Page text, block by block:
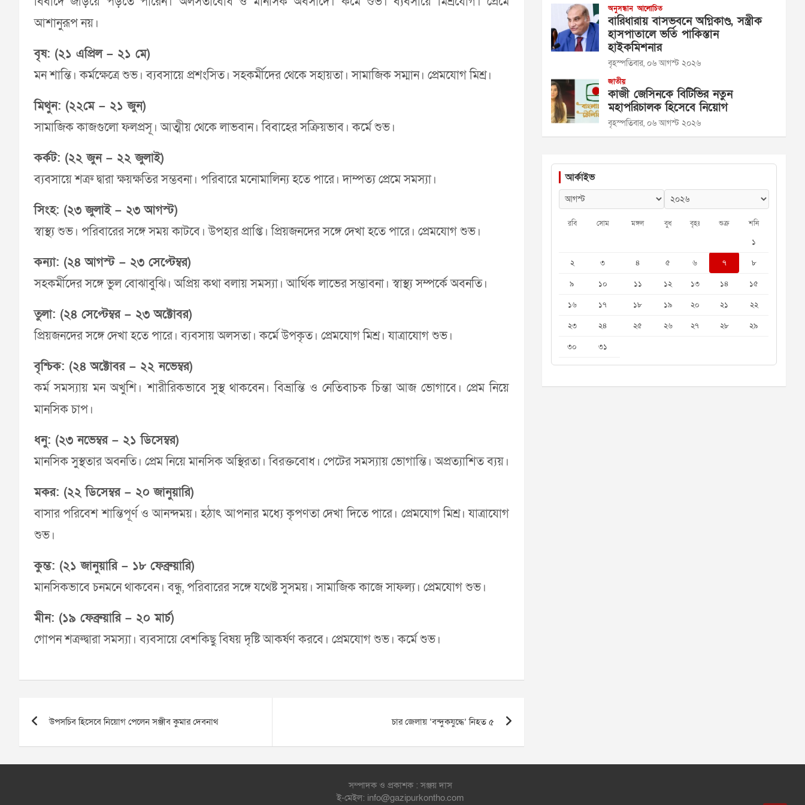
আশানুরূপ নয়।
বৃষ: (২১ এপ্রিল – ২১ মে)
মন শান্তি। কর্মক্ষেত্রে শুভ। ব্যবসায়ে প্রশংসিত। সহকর্মীদের থেকে সহায়তা। সামাজিক সম্মান। প্রেমযোগ মিশ্র।
মিথুন: (২২মে – ২১ জুন)
সামাজিক কাজগুলো ফলপ্রসূ। আত্মীয় থেকে লাভবান। বিবাহের সক্রিয়ভাব। কর্মে শুভ।
কর্কট: (২২ জুন – ২২ জুলাই)
ব্যবসায়ে শত্রু দ্বারা ক্ষয়ক্ষতির সম্ভবনা। পরিবারে মনোমালিন্য হতে পারে। দাম্পত্য প্রেমে সমস্যা।
সিংহ: (২৩ জুলাই – ২৩ আগস্ট)
স্বাস্থ্য শুভ। পরিবারের সঙ্গে সময় কাটবে। উপহার প্রাপ্তি। প্রিয়জনদের সঙ্গে দেখা হতে পারে। প্রেমযোগ শুভ।
কন্যা: (২৪ আগস্ট – ২৩ সেপ্টেম্বর)
সহকর্মীদের সঙ্গে ভুল বোঝাবুঝি। অপ্রিয় কথা বলায় সমস্যা। আর্থিক লাভের সম্ভাবনা। স্বাস্থ্য সম্পর্কে অবনতি।
তুলা: (২৪ সেপ্টেম্বর – ২৩ অক্টোবর)
প্রিয়জনদের সঙ্গে দেখা হতে পারে। ব্যবসায় অলসতা। কর্মে উপকৃত। প্রেমযোগ মিশ্র। যাত্রাযোগ শুভ।
বৃশ্চিক: (২৪ অক্টোবর – ২২ নভেম্বর)
কর্ম সমস্যায় মন অখুশি। শারীরিকভাবে সুস্থ থাকবেন। বিভ্রান্তি ও নেতিবাচক চিন্তা আজ ভোগাবে। প্রেম নিয়ে
মানসিক চাপ।
ধনু: (২৩ নভেম্বর – ২১ ডিসেম্বর)
মানসিক সুস্থতার অবনতি। প্রেম নিয়ে মানসিক অস্থিরতা। বিরক্তবোধ। পেটের সমস্যায় ভোগান্তি। অপ্রত্যাশিত ব্যয়।
মকর: (২২ ডিসেম্বর – ২০ জানুয়ারি)
বাসার পরিবেশ শান্তিপূর্ণ ও আনন্দময়। হঠাৎ আপনার মধ্যে কৃপণতা দেখা দিতে পারে। প্রেমযোগ মিশ্র। যাত্রাযোগ
শুভ।
কুম্ভ: (২১ জানুয়ারি – ১৮ ফেব্রুয়ারি)
মানসিকভাবে চনমনে থাকবেন। বন্ধু, পরিবারের সঙ্গে যথেষ্ট সুসময়। সামাজিক কাজে সাফল্য। প্রেমযোগ শুভ।
মীন: (১৯ ফেব্রুয়ারি – ২০ মার্চ)
গোপন শত্রুদ্বারা সমস্যা। ব্যবসায়ে বেশকিছু বিষয় দৃষ্টি আকর্ষণ করবে। প্রেমযোগ শুভ। কর্মে শুভ।
navigation
উপসচিব হিসেবে নিয়োগ পেলেন সঞ্জীব কুমার দেবনাথ চার জেলায় ‘বন্দুকযুদ্ধে’ নিহত ৫
অনুসন্ধান আলোচিত
বারিধারায় বাসভবনে অগ্নিকাণ্ড, সস্ত্রীক
হাসপাতালে ভর্তি পাকিস্তান
হাইকমিশনার
বৃহস্পতিবার, ০৬ আগস্ট ২০২৬
জাতীয়
কাজী জেসিনকে বিটিভির নতুন
মহাপরিচালক হিসেবে নিয়োগ
বৃহস্পতিবার, ০৬ আগস্ট ২০২৬
আর্কাইভ
রবি সোম মঙ্গল বুধ বৃহঃ শুক্র শনি
১
২
৩ ৪ ৫ ৬ ৭
৮
৯
১০ ১১ ১২ ১৩ ১৪
১৫
১৬
১৭ ১৮ ১৯ ২০ ২১
২২
২৩
২৪ ২৫ ২৬ ২৭ ২৮
২৯
৩০
৩১
সম্পাদক ও প্রকাশক : সঞ্জয় দাস
ই-মেইল: info@gazipurkontho.com